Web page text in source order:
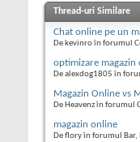
Thread-uri Similare
Chat online pe un
De kevinro în forumul
optimizare magazin
De alexdog1805 în
Magazin Online vs
De Heavenz în forumul
magazin online
De flory în forumul Bar,